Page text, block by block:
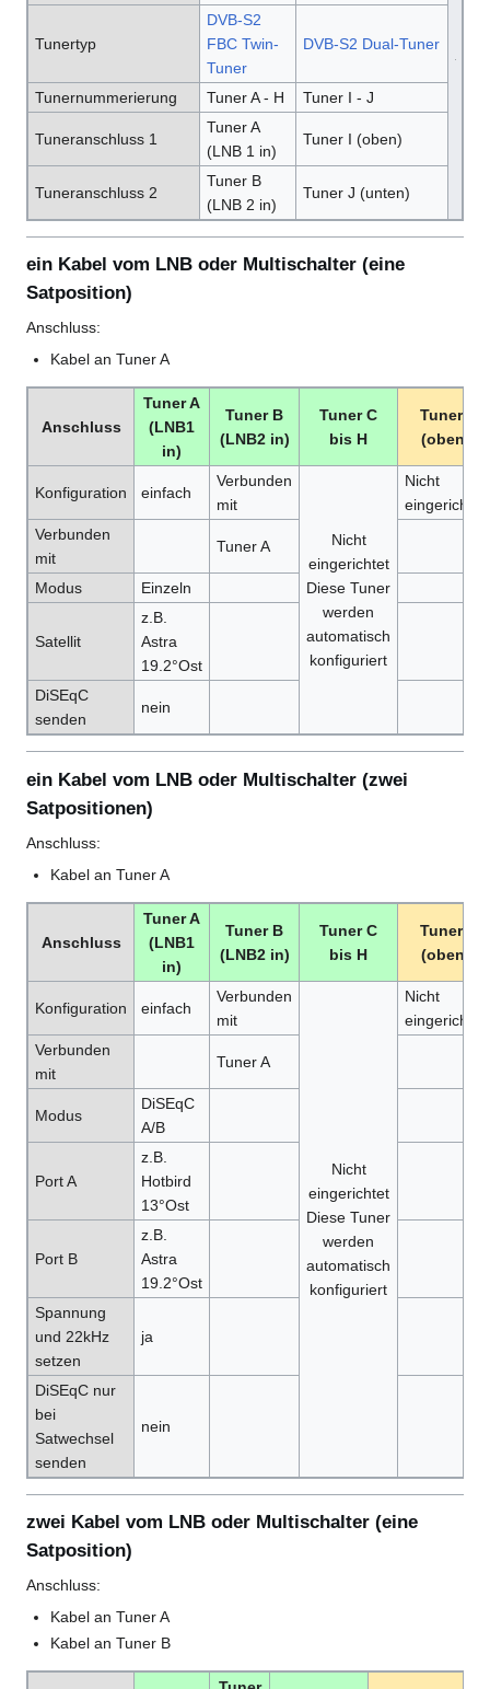
Tunertyp
DVB-S2
FBC Twin-
Tuner
DVB-S2 Dual-Tuner
Tunernummerierung Tuner A - H Tuner I - J
Tuneranschluss 1
Tuner A
(LNB 1 in)
Tuner I (oben)
Tuneranschluss 2
Tuner B
(LNB 2 in)
Tuner J (unten)
ein Kabel vom LNB oder Multischalter (eine
Satposition)
Anschluss:
Kabel an Tuner A
Anschluss
Tuner A
(LNB1
in)
Tuner B
(LNB2 in)
Tuner C
bis H
Tuner I
(oben)
Konfiguration einfach
Verbunden
mit
Nicht
eingerichtet
Diese Tuner
werden
automatisch
konfiguriert
Nicht
eingerichtet
Verbunden
mit
Tuner A
Modus Einzeln
Satellit
z.B.
Astra
19.2°Ost
DiSEqC
senden
nein
ein Kabel vom LNB oder Multischalter (zwei
Satpositionen)
Anschluss:
Kabel an Tuner A
Anschluss
Tuner A
(LNB1
in)
Tuner B
(LNB2 in)
Tuner C
bis H
Tuner I
(oben)
Konfiguration einfach
Verbunden
mit
Nicht
eingerichtet
Diese Tuner
werden
automatisch
konfiguriert
Nicht
eingerichtet
Verbunden
mit
Tuner A
Modus
DiSEqC
A/B
Port A
z.B.
Hotbird
13°Ost
Port B
z.B.
Astra
19.2°Ost
Spannung
und 22kHz
setzen
ja
DiSEqC nur
bei
Satwechsel
senden
nein
zwei Kabel vom LNB oder Multischalter (eine
Satposition)
Anschluss:
Kabel an Tuner A
Kabel an Tuner B